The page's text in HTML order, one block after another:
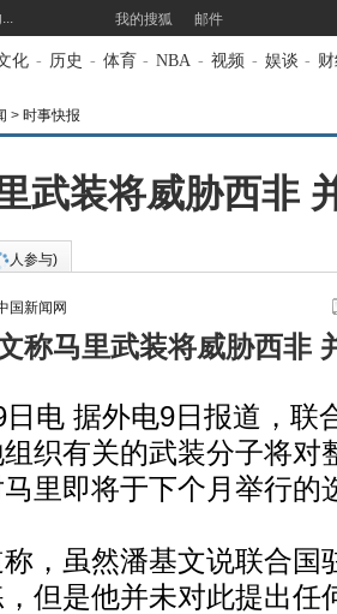
我的搜狐 邮件
化 - 历史 - 体育 - NBA - 视频 - 娱谈 -
> 时事快报
武装将威胁西非
人参与)
国新闻网
称马里武装将威胁西非
据外电9日报道，联
织有关的武装分子将对
里即将于下个月举行的
虽然潘基文说联合国
但是他并未对此提出任